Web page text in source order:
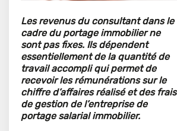
Les revenus du consultant dans le
cadre du portage immobilier ne
sont pas fixes. Ils dépendent
essentiellement de la quantité de
travail accompli qui permet de
recevoir les rémunérations sur le
chiffre d’affaires réalisé et des frais
de gestion de l’entreprise de
portage salarial immobilier.